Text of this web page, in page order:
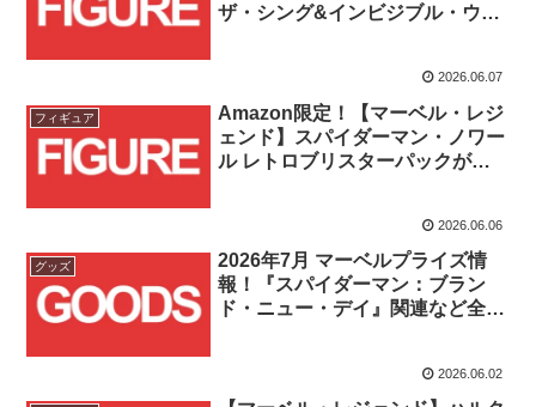
ザ・シング&インビジブル・ウー
2026.06.07
フィギュア
Amazon限定！【マーベル・レジ
ェンド】スパイダーマン・ノワー
ル レトロブリスターパックが登
2026.06.06
グッズ
2026年7月 マーベルプライズ情
報！『スパイダーマン：ブラン
ド・ニュー・デイ』関連など全8
2026.06.02